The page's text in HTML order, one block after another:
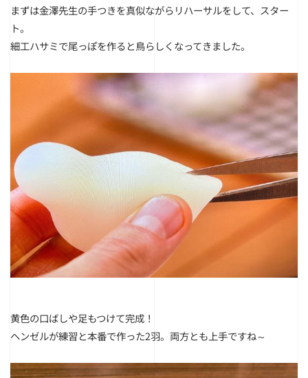
まずは金澤先生の手つきを真似ながらリハーサルをして、スター
ト。
細工ハサミで尾っぽを作ると鳥らしくなってきました。
黄色の口ばしや足もつけて完成！
ヘンゼルが練習と本番で作った2羽。両方とも上手ですね～